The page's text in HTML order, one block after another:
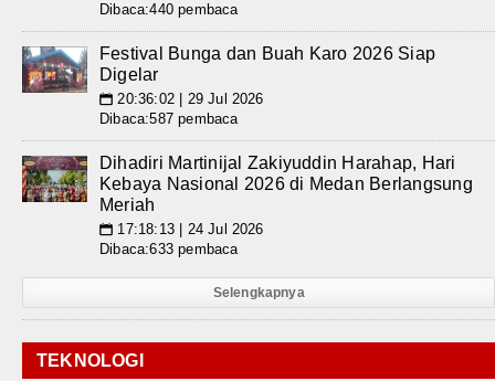
Dibaca:440 pembaca
Festival Bunga dan Buah Karo 2026 Siap
Digelar
📅 20:36:02 | 29 Jul 2026
Dibaca:587 pembaca
Dihadiri Martinijal Zakiyuddin Harahap, Hari
Kebaya Nasional 2026 di Medan Berlangsung
Meriah
📅 17:18:13 | 24 Jul 2026
Dibaca:633 pembaca
Selengkapnya
TEKNOLOGI